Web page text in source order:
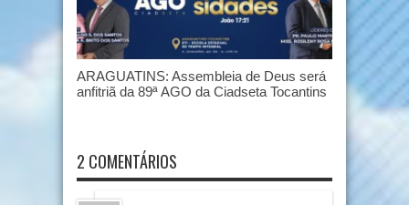
ARAGUATINS: Assembleia de Deus será
anfitriã da 89ª AGO da Ciadseta Tocantins
2 COMENTÁRIOS